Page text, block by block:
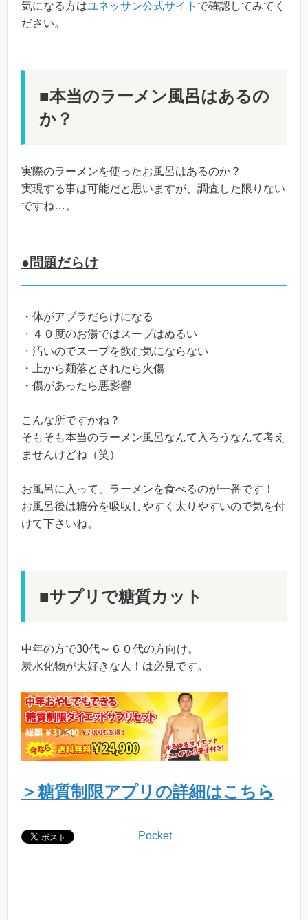
気になる方はユネッサン公式サイト で確認してみてく
ださい。
■本当のラーメン風呂はあるの
か？
実際のラーメンを使ったお風呂はあるのか？
実現する事は可能だと思いますが、調査した限りない
ですね…。
●問題だらけ
・体がアブラだらけになる
・４０度のお湯ではスープはぬるい
・汚いのでスープを飲む気にならない
・上から麺落とされたら火傷
・傷があったら悪影響
こんな所ですかね？
そもそも本当のラーメン風呂なんて入ろうなんて考え
ませんけどね（笑）
お風呂に入って、ラーメンを食べるのが一番です！
お風呂後は糖分を吸収しやすく太りやすいので気を付
けて下さいね。
■サプリで糖質カット
中年の方で30代～６０代の方向け。
炭水化物が大好きな人！は必見です。
＞糖質制限アプリの詳細はこちら
Pocket